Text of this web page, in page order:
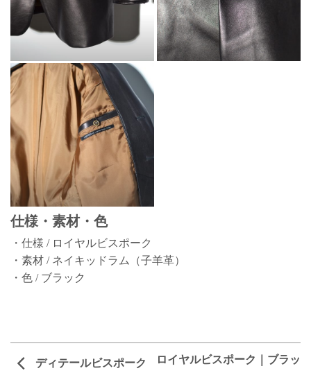
仕様・素材・色
・仕様 / ロイヤルビスポーク
・素材 / ネイキッドラム（子羊革）
・色 / ブラック
ディテールビスポーク
ロイヤルビスポーク｜ブラッ